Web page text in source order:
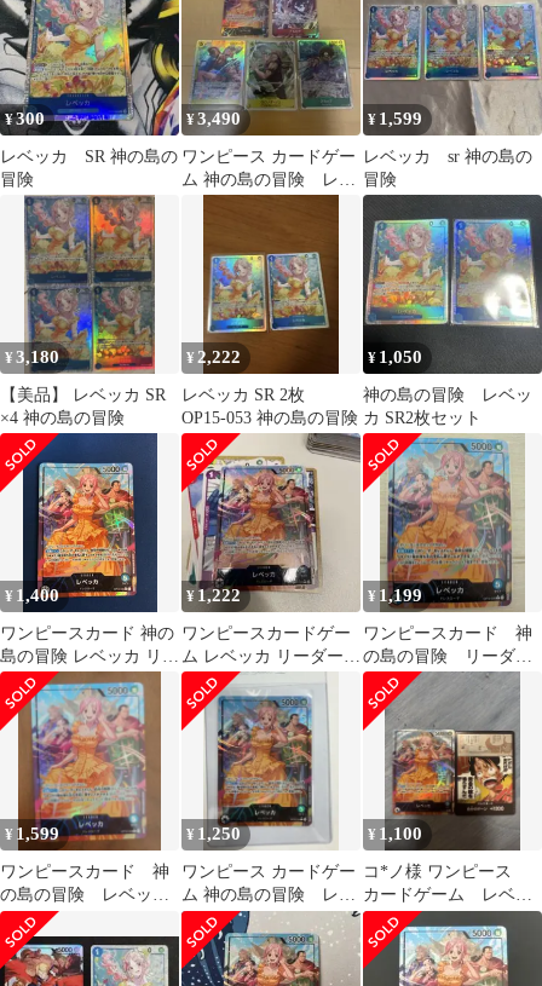
¥300
レベッカ SR 神の島の
冒険
¥3,490
ワンピース カードゲー
ム 神の島の冒険 レベ
¥ 1,599
レベッカ sr 神の島の
冒険
¥3,180
【美品】 レベッカ SR
×4 神の島の冒険
¥ 2,222
レベッカ SR 2枚
OP15-053 神の島の冒険
¥ 1,050
神の島の冒険 レベッ
カ SR2枚セット
¥ 1,400
ワンピースカード 神の
島の冒険 レベッカ リー
ダーパラレル
¥ 1,222
ワンピースカードゲー
ム レベッカ リーダーパ
ラレル
¥ 1,199
ワンピースカード 神
の島の冒険 リーダ
ー レベッカ パラレ
ル
¥ 1,599
ワンピースカード 神
の島の冒険 レベッ
カ リーダーパラレル
リーパラ
¥ 1,250
ワンピース カードゲー
ム 神の島の冒険 レベ
ッカ OP15-039 パラレ
ル
¥ 1,100
コ*ノ様 ワンピース
カードゲーム レベッ
カ リーダーパラレル
op15-039